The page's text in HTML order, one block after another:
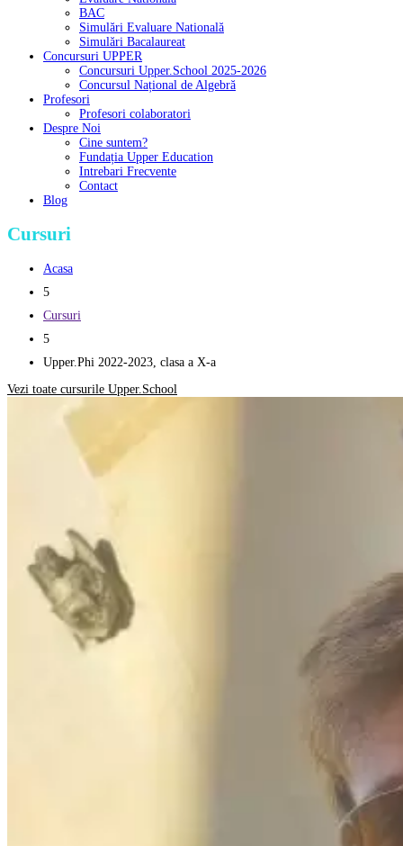
BAC
Simulări Evaluare Natională
Simulări Bacalaureat
Concursuri UPPER
Concursuri Upper.School 2025-2026
Concursul Național de Algebră
Profesori
Profesori colaboratori
Despre Noi
Cine suntem?
Fundația Upper Education
Intrebari Frecvente
Contact
Blog
Cursuri
Acasa
5
Cursuri
5
Upper.Phi 2022-2023, clasa a X-a
Vezi toate cursurile Upper.School